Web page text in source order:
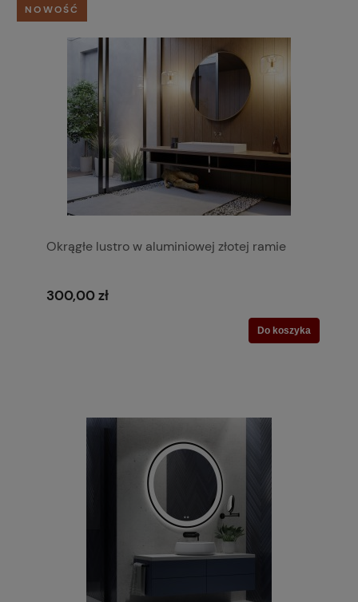
Okrągłe lustro w aluminiowej złotej ramie
300,00 zł
Do koszyka
NOWOŚĆ